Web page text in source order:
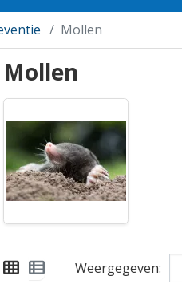
Mollen
Mollen
Weergegeven: